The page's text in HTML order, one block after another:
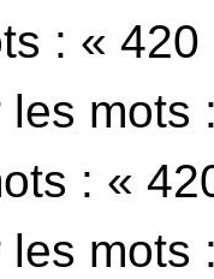
: «
mots
: «
mots